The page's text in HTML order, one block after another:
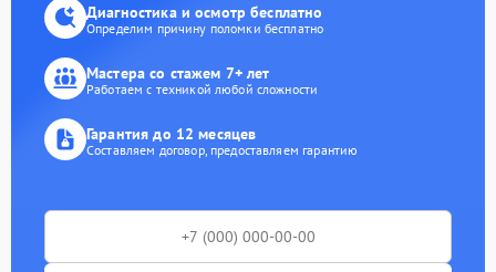
Диагностика и осмотр бесплатно
Определим причину поломки бесплатно
Мастера со стажем 7+ лет
Работаем с техникой любой сложности
Гарантия до 12 месяцев
Составляем договор, предоставляем гарантию